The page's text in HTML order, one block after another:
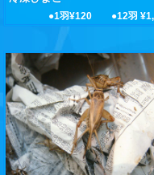
●1羽¥120 ●12羽